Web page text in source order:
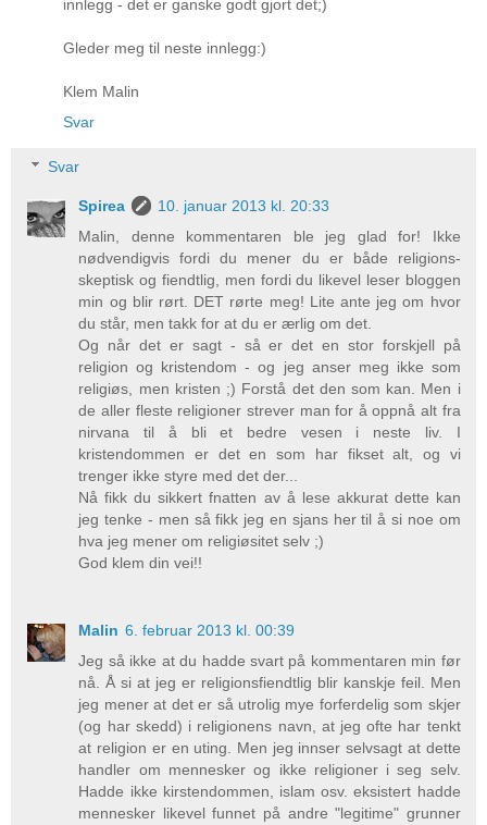
innlegg - det er ganske godt gjort det;)
Gleder meg til neste innlegg:)
Klem Malin
Svar
Svar
Spirea
10. januar 2013 kl. 20:33
Malin, denne kommentaren ble jeg glad for! Ikke
nødvendigvis fordi du mener du er både religions-
skeptisk og fiendtlig, men fordi du likevel leser bloggen
min og blir rørt. DET rørte meg! Lite ante jeg om hvor
du står, men takk for at du er ærlig om det.
Og når det er sagt - så er det en stor forskjell på
religion og kristendom - og jeg anser meg ikke som
religiøs, men kristen ;) Forstå det den som kan. Men i
de aller fleste religioner strever man for å oppnå alt fra
nirvana til å bli et bedre vesen i neste liv. I
kristendommen er det en som har fikset alt, og vi
trenger ikke styre med det der...
Nå fikk du sikkert fnatten av å lese akkurat dette kan
jeg tenke - men så fikk jeg en sjans her til å si noe om
hva jeg mener om religiøsitet selv ;)
God klem din vei!!
Malin 6. februar 2013 kl. 00:39
Jeg så ikke at du hadde svart på kommentaren min før
nå. Å si at jeg er religionsfiendtlig blir kanskje feil. Men
jeg mener at det er så utrolig mye forferdelig som skjer
(og har skedd) i religionens navn, at jeg ofte har tenkt
at religion er en uting. Men jeg innser selvsagt at dette
handler om mennesker og ikke religioner i seg selv.
Hadde ikke kirstendommen, islam osv. eksistert hadde
mennesker likevel funnet på andre "legitime" grunner